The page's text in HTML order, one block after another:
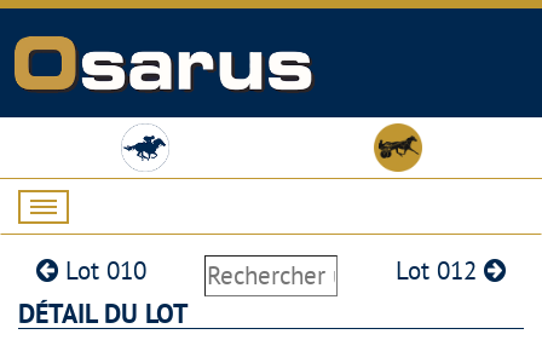
Lot 010 Lot 012
DÉTAIL DU LOT